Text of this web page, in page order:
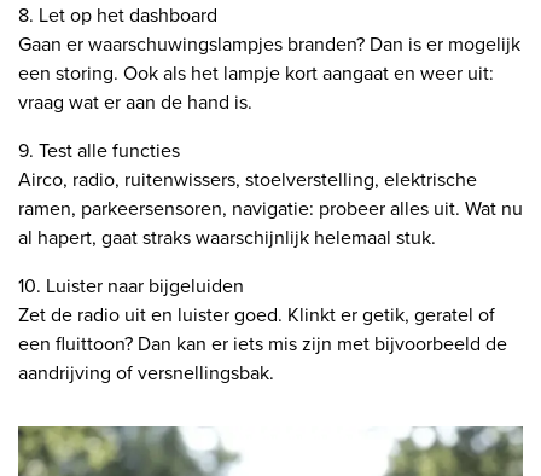
8. Let op het dashboard
Gaan er waarschuwingslampjes branden? Dan is er mogelijk
een storing. Ook als het lampje kort aangaat en weer uit:
vraag wat er aan de hand is.
9. Test alle functies
Airco, radio, ruitenwissers, stoelverstelling, elektrische
ramen, parkeersensoren, navigatie: probeer alles uit. Wat nu
al hapert, gaat straks waarschijnlijk helemaal stuk.
10. Luister naar bijgeluiden
Zet de radio uit en luister goed. Klinkt er getik, geratel of
een fluittoon? Dan kan er iets mis zijn met bijvoorbeeld de
aandrijving of versnellingsbak.